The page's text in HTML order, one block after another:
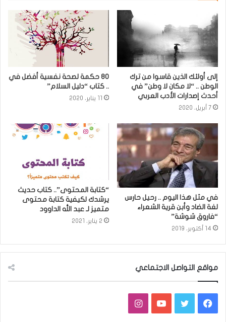
إلى أولئك الذين قاسوا من ترك
الوطن .. “لا مكان لا وطن” في
أحدث إصدارات الأدب العربي
7 أبريل، 2020
80 حكمة لصحة نفسية أفضل في
.. كتاب “دليل السلام”
11 يناير، 2020
في مثل هذا اليوم .. رحيل حارس
لغة الضاد وأبن قرية الشعراء
“فاروق شوشة”
14 أكتوبر، 2019
“كتابة المحتوى”.. كتاب حديث
يرشدك لكيفية كتابة محتوى
متميز لـ عبد الله الداوود
2 يناير، 2021
مواقع التواصل الاجتماعي
فيسبوكتويتر يوتيوبانستقرام